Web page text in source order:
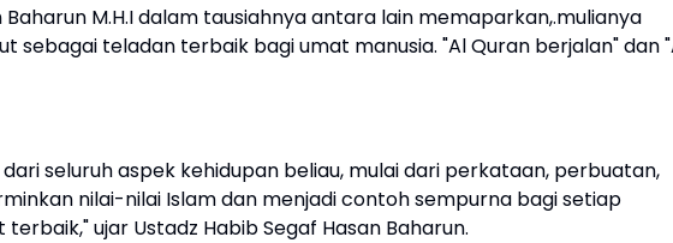
Baharun M.H.I dalam tausiahnya antara lain memaparkan,.mulianya
sebagai teladan terbaik bagi umat manusia. "Al Quran berjalan" dan
seluruh aspek kehidupan beliau, mulai dari perkataan, perbuatan,
nilai-nilai Islam dan menjadi contoh sempurna bagi setiap
ujar Ustadz Habib Segaf Hasan Baharun.